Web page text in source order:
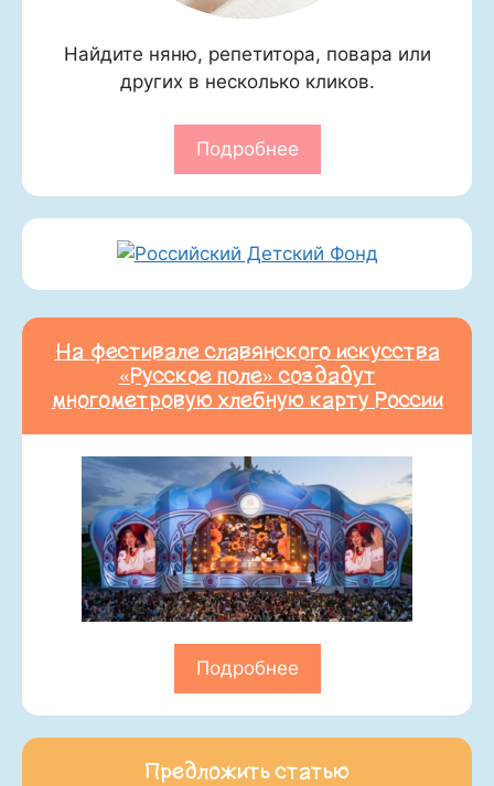
Найдите няню, репетитора, повара или
других в несколько кликов.
Подробнее
На фестивале славянского искусства
«Русское поле» создадут
многометровую хлебную карту России
Подробнее
Предложить статью